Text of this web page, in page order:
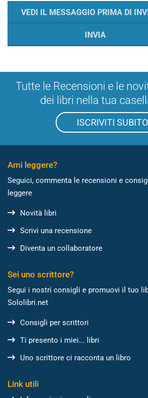
Tutte le Recensioni e le
dei libri nella tua
ISCRIVITI SUBITO
Ami leggere?
Seguici, commenta le recensioni e
leggere
Novità libri
Scrivi una recensione
Diventa un collaboratore
Sei uno scrittore?
Segui i nostri consigli e promuovi il tuo
Sololibri.net
Consigli per scrittori
Ti presento i miei... libri
Uno scrittore ci racconta un libro
Link utili